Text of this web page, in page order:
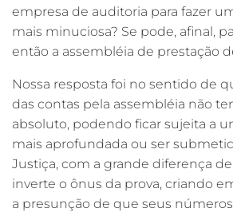
empresa de auditoria para fazer
mais minuciosa? Se pode, afinal,
então a assembléia de prestação
Nossa resposta foi no sentido de
das contas pela assembléia não
absoluto, podendo ficar sujeita a
mais aprofundada ou ser
Justiça, com a grande diferença
inverte o ônus da prova, criando
a presunção de que seus